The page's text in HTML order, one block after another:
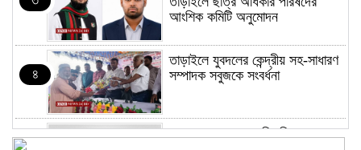
আংশিক কমিটি অনুমোদন
৪
তাড়াইলে যুবদলের কেন্দ্রীয় সহ-সাধারণ
সম্পাদক সবুজকে সংবর্ধনা
৪ মন্ত্রণালয়ে নতুন সচিব নিয়োগ, ২